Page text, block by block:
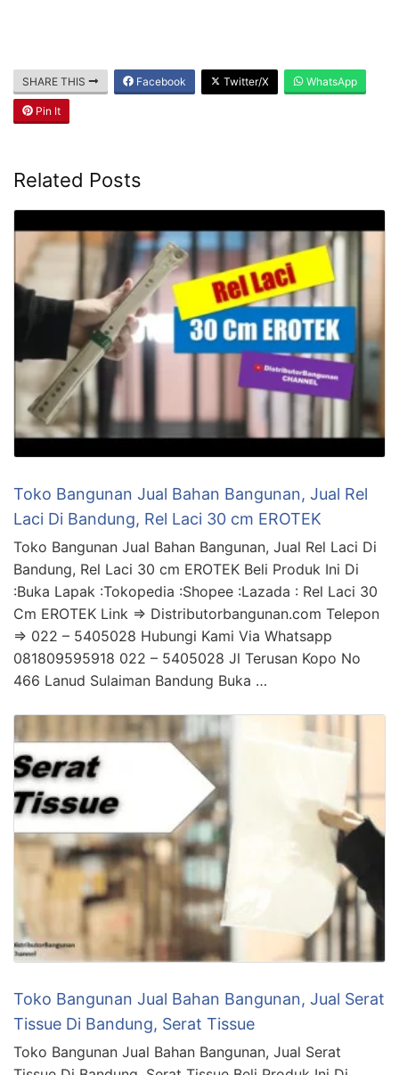
SHARE THIS Facebook Twitter/X WhatsApp
Pin It
Related Posts
Toko Bangunan Jual Bahan Bangunan, Jual Rel
Laci Di Bandung, Rel Laci 30 cm EROTEK
Toko Bangunan Jual Bahan Bangunan, Jual Rel Laci Di
Bandung, Rel Laci 30 cm EROTEK Beli Produk Ini Di
:Buka Lapak :Tokopedia :Shopee :Lazada : Rel Laci 30
Cm EROTEK Link => Distributorbangunan.com Telepon
=> 022 – 5405028 Hubungi Kami Via Whatsapp
081809595918 022 – 5405028 Jl Terusan Kopo No
466 Lanud Sulaiman Bandung Buka …
Toko Bangunan Jual Bahan Bangunan, Jual Serat
Tissue Di Bandung, Serat Tissue
Toko Bangunan Jual Bahan Bangunan, Jual Serat